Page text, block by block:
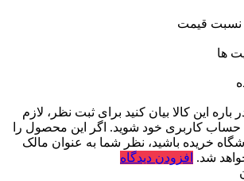
نسبت قیمت
ها
باره این کالا بیان کنید برای ثبت نظر، لازم
حساب کاربری خود شوید. اگر این محصول را
خریده باشید، نظر شما به عنوان مالک
شد. افزودن دیدگاه